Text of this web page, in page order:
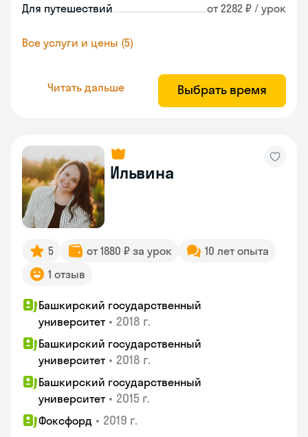
Для путешествий от 2282 ₽ / урок
Все услуги и цены (5)
Читать дальше Выбрать время
Ильвина
5 от 1880 ₽ за урок
10 лет опыта
1 отзыв
Башкирский государственный
университет • 2018 г.
Башкирский государственный
университет • 2018 г.
Башкирский государственный
университет • 2015 г.
Фоксфорд • 2019 г.